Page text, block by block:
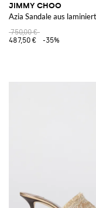
JIMMY CHOO
Azia Sandale aus
750,00 €
487,50 €
-35%